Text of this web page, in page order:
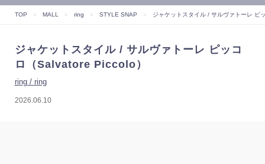
TOP ＞ MALL ＞ ring ＞ STYLE SNAP ＞ ジャケットスタイル / サルヴァトーレ ピ
ジャケットスタイル / サルヴァトーレ ピッコ
ロ（Salvatore Piccolo）
ring / ring
2026.06.10